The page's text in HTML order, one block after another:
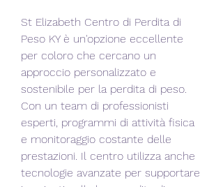
St Elizabeth Centro di Perdita di
Peso KY è un'opzione eccellente
per coloro che cercano un
approccio personalizzato e
sostenibile per la perdita di peso.
Con un team di professionisti
esperti, programmi di attività fisica
e monitoraggio costante delle
prestazioni. Il centro utilizza anche
tecnologie avanzate per supportare